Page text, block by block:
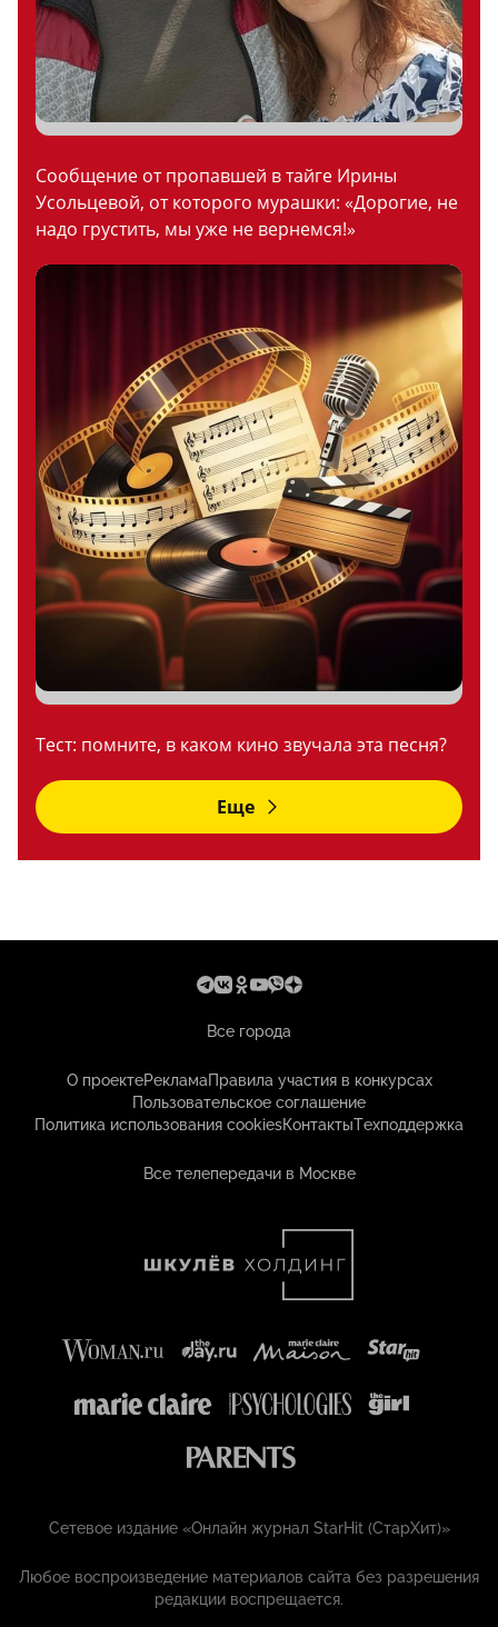
Сообщение от пропавшей в тайге Ирины
Усольцевой, от которого мурашки: «Дорогие, не
надо грустить, мы уже не вернемся!»
Тест: помните, в каком кино звучала эта песня?
Еще
Все города
О проектеРекламаПравила участия в конкурсах
Пользовательское соглашение
Политика использования cookiesКонтактыТехподдержка
Все телепередачи в Москве
Сетевое издание «Онлайн журнал StarHit (СтарХит)»
Любое воспроизведение материалов сайта без разрешения
редакции воспрещается.